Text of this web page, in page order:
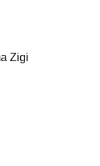
Zigi